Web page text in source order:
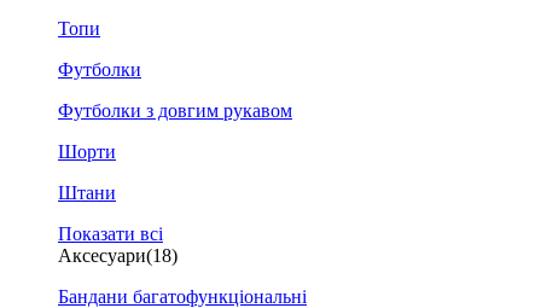
Топи
Футболки
Футболки з довгим рукавом
Шорти
Штани
Показати всі
Аксесуари(18)
Бандани багатофункціональні